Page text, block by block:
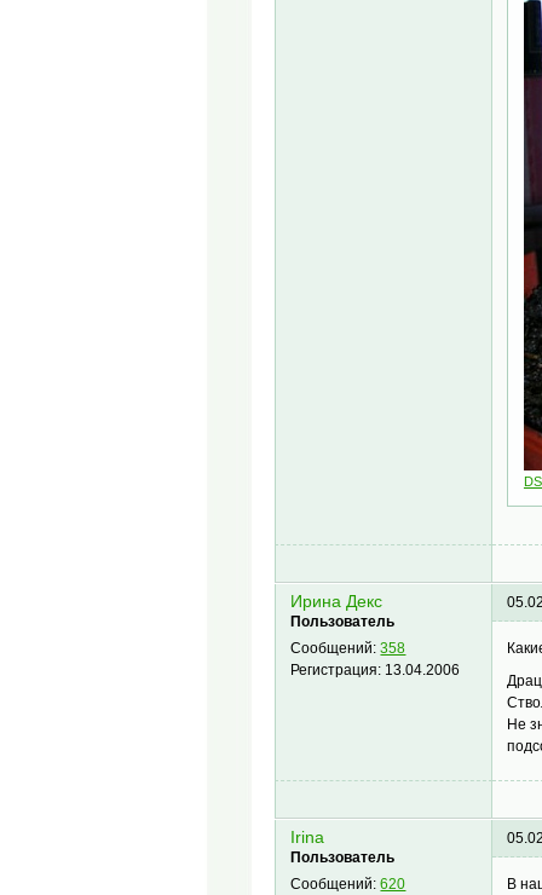
Ирина Декс
Пользователь
Сообщений:358
Регистрация: 13.04.2006
Не
Irina
Пользователь
Сообщений:620
В